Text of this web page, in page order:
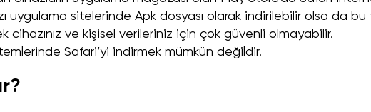
uygulama sitelerinde Apk dosyası olarak indirilebilir olsa da bu
cihazınız ve kişisel verileriniz için çok güvenli olmayabilir.
Safari’yi indirmek mümkün değildir.